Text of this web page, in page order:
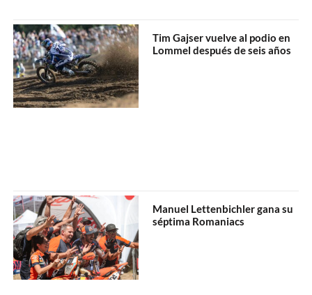
Tim Gajser vuelve al podio en
Lommel después de seis años
Manuel Lettenbichler gana su
séptima Romaniacs